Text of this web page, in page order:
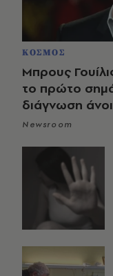
ΚΟΣΜΟΣ
Μπρους
το πρώτο
διάγνωση
Newsroom